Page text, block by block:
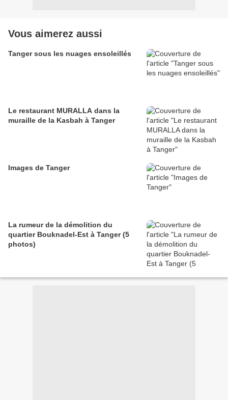
Vous aimerez aussi
Tanger sous les nuages ensoleillés
Le restaurant MURALLA dans la
muraille de la Kasbah à Tanger
Images de Tanger
La rumeur de la démolition du
quartier Bouknadel-Est à Tanger (5
photos)